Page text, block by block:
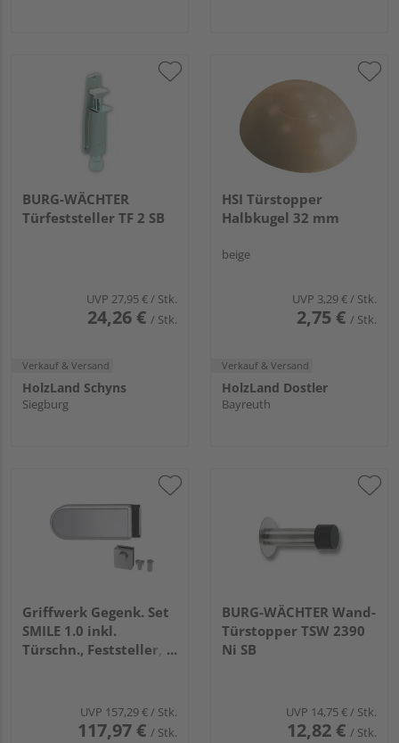
BURG-WÄCHTER
Türfeststeller TF 2 SB
UVP 27,95 € / Stk.
24,26 € / Stk.
Verkauf & Versand
HolzLand Schyns
Siegburg
HSI Türstopper
Halbkugel 32 mm
beige
UVP 3,29 € / Stk.
2,75 € / Stk.
Verkauf & Versand
HolzLand Dostler
Bayreuth
Griffwerk Gegenk. Set
SMILE 1.0 inkl.
Türschn., Feststeller,
UVP 157,29 €/ Stk.
117,97 € / Stk.
BURG-WÄCHTER Wand-
Türstopper TSW 2390
Ni SB
UVP 14,75 €/ Stk.
12,82 € / Stk.